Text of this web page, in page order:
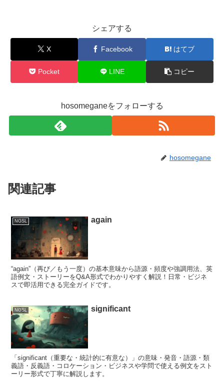
シェアする
X Facebook はてブ
Pocket LINE コピー
hosomeganeをフォローする
hosomegane
関連記事
NGSL again
“again”（再び／もう一度）の基本意味から語源・頻度や強調用法、英
語例文・ストーリーをQ&A形式でわかりやすく解説！日常・ビジネ
スで即活用できる完全ガイドです。
NGSL significant
「significant（重要な・統計的に有意な）」の意味・発音・語源・類
義語・反義語・コロケーション・ビジネスや学問で使える例文をスト
ーリー形式で丁寧に解説します。